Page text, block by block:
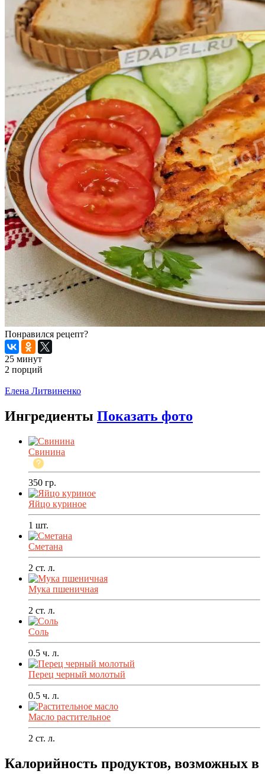
Понравился рецепт?
25 минут
2 порций
Елена Литвиненко
Ингредиенты Показать фото
Свинина
350 гр.
Яйцо куриное
1 шт.
Сметана
2 ст. л.
Мука пшеничная
2 ст. л.
Соль
0.5 ч. л.
Перец черный молотый
0.5 ч. л.
Масло растительное
2 ст. л.
Калорийность продуктов, возможных в